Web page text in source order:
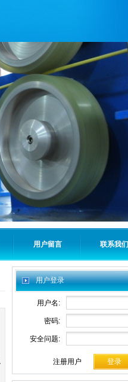
用户留言 联系我们
用户登录
用户名:
密码:
安全问题:
注册用户